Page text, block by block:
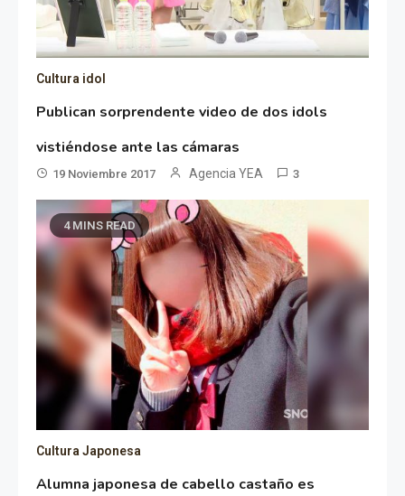
Cultura idol
Publican sorprendente video de dos idols
vistiéndose ante las cámaras
19 Noviembre 2017 Agencia YEA 3
4 MINS READ
Cultura Japonesa
Alumna japonesa de cabello castaño es